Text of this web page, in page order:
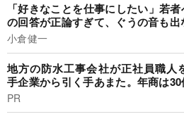
「好きなことを仕事にしたい」若
の回答が正論すぎて、ぐうの音も出
小倉健一
地方の防水工事会社が正社員職人
手企業から引く手あまた。年商は
PR